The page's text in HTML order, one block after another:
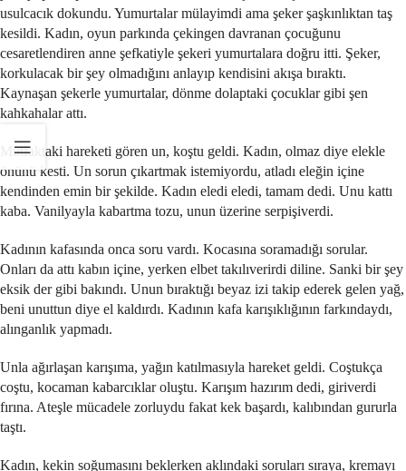
usulcacık dokundu. Yumurtalar mülayimdi ama şeker şaşkınlıktan taş
kesildi. Kadın, oyun parkında çekingen davranan çocuğunu
cesaretlendiren anne şefkatiyle şekeri yumurtalara doğru itti. Şeker,
korkulacak bir şey olmadığını anlayıp kendisini akışa bıraktı.
Kaynaşan şekerle yumurtalar, dönme dolaptaki çocuklar gibi şen
kahkahalar attı.
Mutfaktaki hareketi gören un, koştu geldi. Kadın, olmaz diye elekle
önünü kesti. Un sorun çıkartmak istemiyordu, atladı eleğin içine
kendinden emin bir şekilde. Kadın eledi eledi, tamam dedi. Unu kattı
kaba. Vanilyayla kabartma tozu, unun üzerine serpişiverdi.
Kadının kafasında onca soru vardı. Kocasına soramadığı sorular.
Onları da attı kabın içine, yerken elbet takılıverirdi diline. Sanki bir şey
eksik der gibi bakındı. Unun bıraktığı beyaz izi takip ederek gelen yağ,
beni unuttun diye el kaldırdı. Kadının kafa karışıklığının farkındaydı,
alınganlık yapmadı.
Unla ağırlaşan karışıma, yağın katılmasıyla hareket geldi. Coştukça
coştu, kocaman kabarcıklar oluştu. Karışım hazırım dedi, giriverdi
fırına. Ateşle mücadele zorluydu fakat kek başardı, kalıbından gururla
taştı.
Kadın, kekin soğumasını beklerken aklındaki soruları sıraya, kremayı